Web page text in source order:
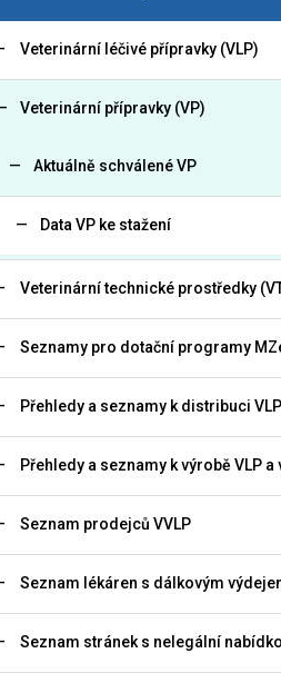
Veterinární léčivé přípravky (VLP)
Veterinární přípravky (VP)
Aktuálně schválené VP
Data VP ke stažení
Veterinární technické prostředky
Seznamy pro dotační programy
Přehledy a seznamy k distribuci VLP
Přehledy a seznamy k výrobě VLP a
Seznam prodejců VVLP
Seznam lékáren s dálkovým
Seznam stránek s nelegální